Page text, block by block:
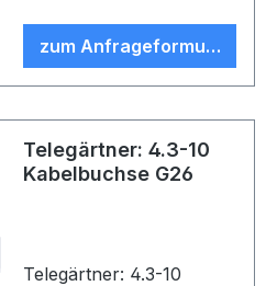
zum Anfrageformular
Telegärtner: 4.3-10
Kabelbuchse G26
Telegärtner: 4.3-10